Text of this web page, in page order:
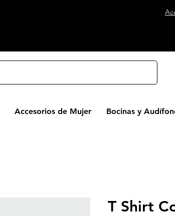
Accesorios de Mujer Bocinas y
T Shirt